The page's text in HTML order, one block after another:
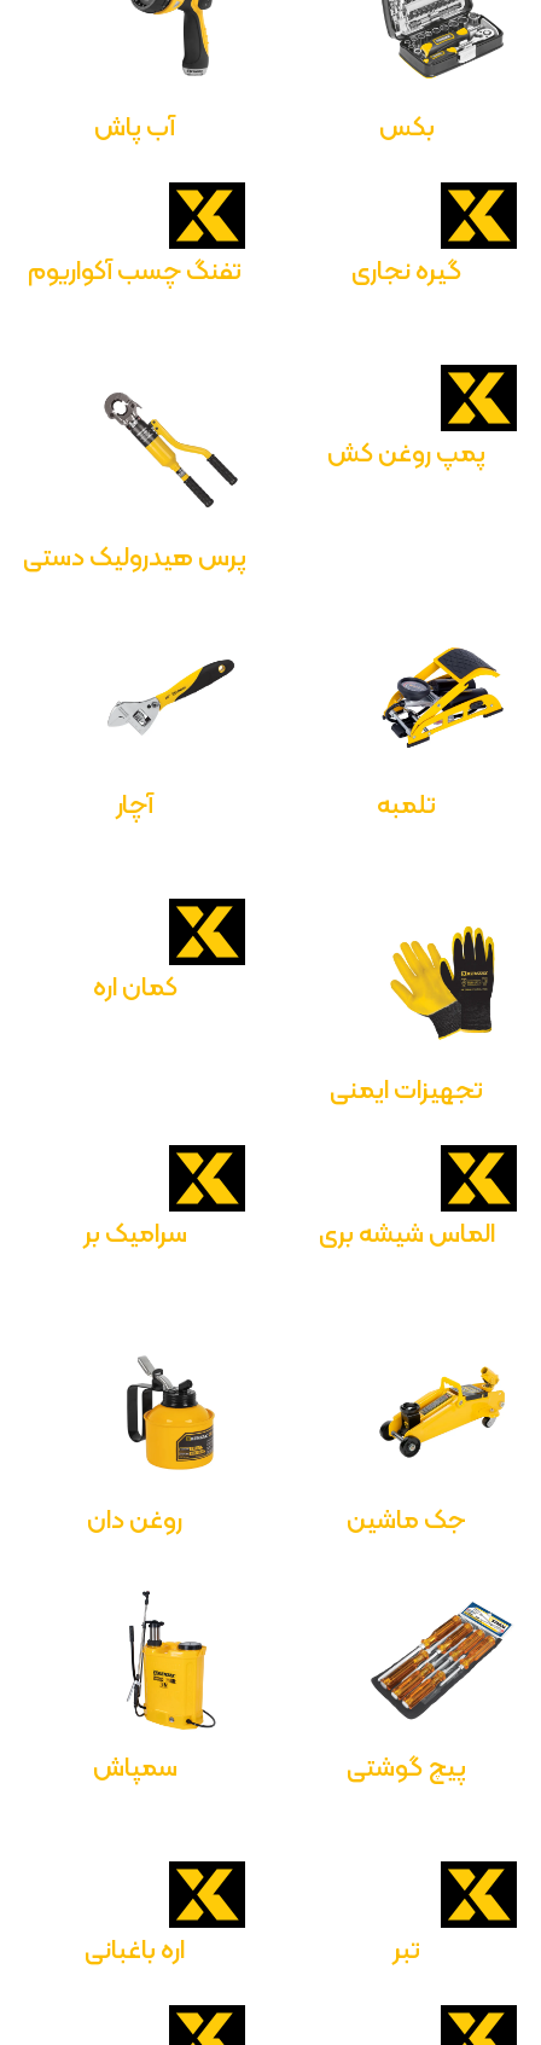
بکس آب پاش
گیره نجاری تفنگ چسب آکواریوم
پمپ روغن کش
پرس هیدرولیک دستی
تلمبه آچار
تجهیزات ایمنی
کمان اره
الماس شیشه بری سرامیک بر
جک ماشین روغن دان
پیچ گوشتی سمپاش
تبر اره باغبانی